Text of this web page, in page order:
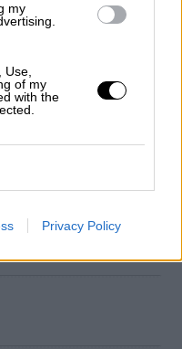
my
of my
with the
Privacy Policy
es
de una tercera
y Gabinete Geopolítica de